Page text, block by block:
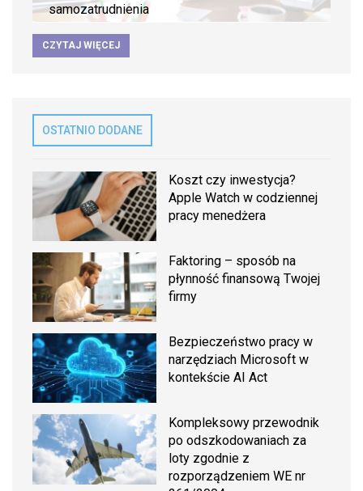
samozatrudnienia
CZYTAJ WIĘCEJ
OSTATNIO DODANE
Koszt czy inwestycja?
Apple Watch w codziennej
pracy menedżera
Faktoring – sposób na
płynność finansową Twojej
firmy
Bezpieczeństwo pracy w
narzędziach Microsoft w
kontekście AI Act
Kompleksowy przewodnik
po odszkodowaniach za
loty zgodnie z
rozporządzeniem WE nr